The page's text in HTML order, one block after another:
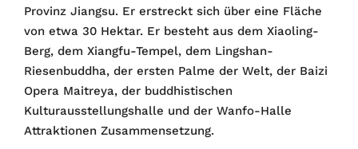
Provinz Jiangsu. Er erstreckt sich über eine Fläche
von etwa 30 Hektar. Er besteht aus dem Xiaoling-
Berg, dem Xiangfu-Tempel, dem Lingshan-
Riesenbuddha, der ersten Palme der Welt, der Baizi
Opera Maitreya, der buddhistischen
Kulturausstellungshalle und der Wanfo-Halle
Attraktionen Zusammensetzung.